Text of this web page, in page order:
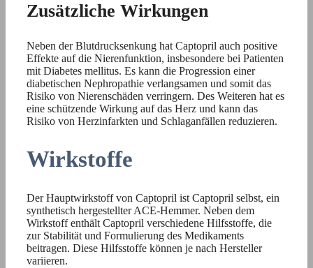
Zusätzliche Wirkungen
Neben der Blutdrucksenkung hat Captopril auch positive
Effekte auf die Nierenfunktion, insbesondere bei Patienten
mit Diabetes mellitus. Es kann die Progression einer
diabetischen Nephropathie verlangsamen und somit das
Risiko von Nierenschäden verringern. Des Weiteren hat es
eine schützende Wirkung auf das Herz und kann das
Risiko von Herzinfarkten und Schlaganfällen reduzieren.
Wirkstoffe
Der Hauptwirkstoff von Captopril ist Captopril selbst, ein
synthetisch hergestellter ACE-Hemmer. Neben dem
Wirkstoff enthält Captopril verschiedene Hilfsstoffe, die
zur Stabilität und Formulierung des Medikaments
beitragen. Diese Hilfsstoffe können je nach Hersteller
variieren.